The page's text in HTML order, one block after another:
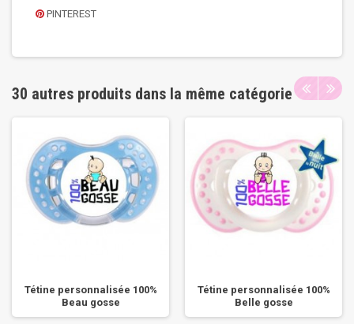
PINTEREST
30 autres produits dans la même catégorie
Tétine personnalisée 100%
Beau gosse
Tétine personnalisée 100%
Belle gosse